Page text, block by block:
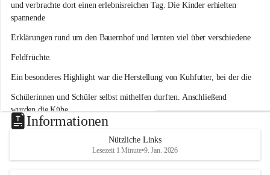
c
h
l
H
a
i
d
und verbrachte dort einen erlebnisreichen Tag. Die Kinder erhielten
spannende
Erklärungen rund um den Bauernhof und lernten viel über verschiedene
Feldfrüchte.
Ein besonderes Highlight war die Herstellung von Kuhfutter, bei der die
Schülerinnen und Schüler selbst mithelfen durften. Anschließend
wurden die Kühe
gefüttert und mit Heu versorgt. Auch das Buttermachen bereitete den
große Freude.
Informationen
Nützliche Links
Lesezeit 1 Minute•9. Jan. 2026